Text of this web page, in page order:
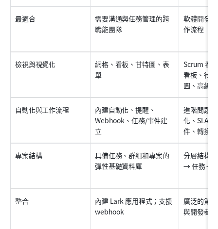
最適合
需要溝通與任務管理的跨
職能團隊
軟體開發
作流程
檢視與視覺化
網格、看板、甘特圖、表
單
Scrum 看
看板、待
圖、高級
自動化與工作流程
內建自動化、提醒、
Webhook、任務/事件建
立
進階問題
化、SLA
件、轉換
專案結構
具備任務、群組和專案的
彈性基礎資料庫
分層結構
→ 任務 →
整合
內建 Lark 應用程式；支援
webhook
廣泛的第
與開發者